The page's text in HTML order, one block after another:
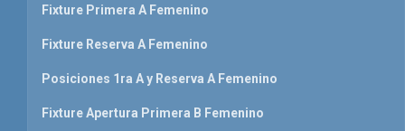
Fixture Primera A Femenino
Fixture Reserva A Femenino
Posiciones 1ra A y Reserva A Femenino
Fixture Apertura Primera B Femenino